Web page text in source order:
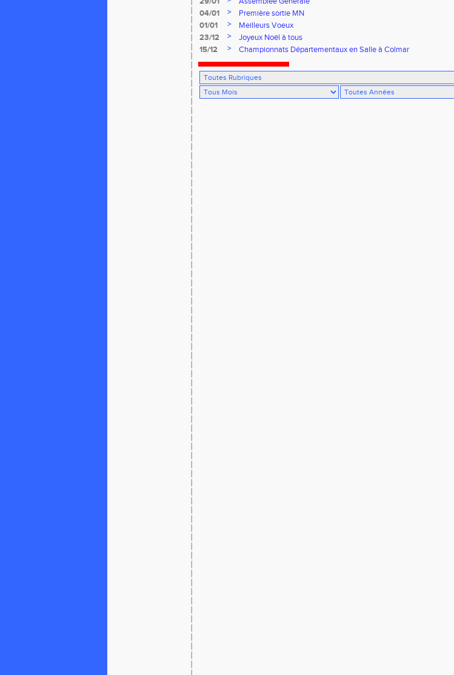
04/01
>
Première sortie MN
01/01
>
Meilleurs Voeux
23/12
>
Joyeux Noël à tous
15/12
> Championnats Départementaux en Salle à Colmar